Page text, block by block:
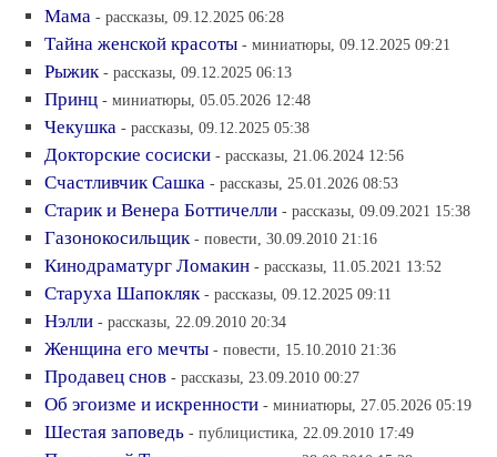
Мама - рассказы, 09.12.2025 06:28
Тайна женской красоты - миниатюры, 09.12.2025 09:21
Рыжик - рассказы, 09.12.2025 06:13
Принц - миниатюры, 05.05.2026 12:48
Чекушка - рассказы, 09.12.2025 05:38
Докторские сосиски - рассказы, 21.06.2024 12:56
Счастливчик Сашка - рассказы, 25.01.2026 08:53
Старик и Венера Боттичелли - рассказы, 09.09.2021 15:38
Газонокосильщик - повести, 30.09.2010 21:16
Кинодраматург Ломакин - рассказы, 11.05.2021 13:52
Старуха Шапокляк - рассказы, 09.12.2025 09:11
Нэлли - рассказы, 22.09.2010 20:34
Женщина его мечты - повести, 15.10.2010 21:36
Продавец снов - рассказы, 23.09.2010 00:27
Об эгоизме и искренности - миниатюры, 27.05.2026 05:19
Шестая заповедь - публицистика, 22.09.2010 17:49